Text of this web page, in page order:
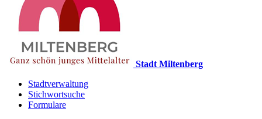
Stadt Miltenberg
Stadtverwaltung
Stichwortsuche
Formulare